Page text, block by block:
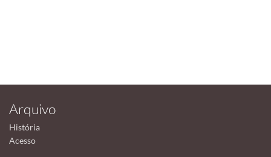
Arquivo
História
Acesso